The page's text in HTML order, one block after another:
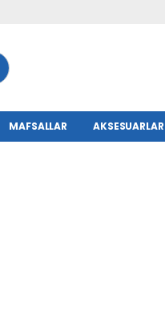
MAFSALLAR AKSESUARLAR